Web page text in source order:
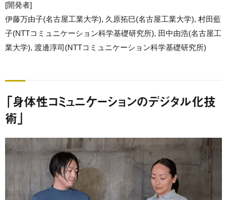
[開発者]
伊藤万由子(名古屋工業大学), 久原拓巳(名古屋工業大学), 村田藍
子(NTTコミュニケーション科学基礎研究所), 田中由浩(名古屋工
業大学), 渡邊淳司(NTTコミュニケーション科学基礎研究所)
「身体性コミュニケーションのデジタル化技
術」